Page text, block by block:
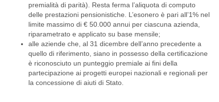
premialità di parità). Resta ferma l’aliquota di computo
delle prestazioni pensionistiche. L’esonero è pari all’1% nel
limite massimo di € 50.000 annui per ciascuna azienda,
riparametrato e applicato su base mensile;
alle aziende che, al 31 dicembre dell’anno precedente a
quello di riferimento, siano in possesso della certificazione
è riconosciuto un punteggio premiale ai fini della
partecipazione ai progetti europei nazionali e regionali per
la concessione di aiuti di Stato.